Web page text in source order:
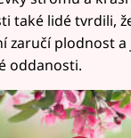
také lidé tvrdili,
zaručí plodnost a
oddanosti.